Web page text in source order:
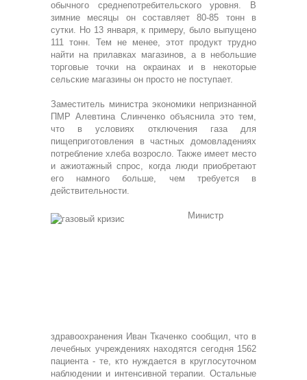
обычного среднепотребительского уровня. В
зимние месяцы он составляет 80-85 тонн в
сутки. Но 13 января, к примеру, было выпущено
111 тонн. Тем не менее, этот продукт трудно
найти на прилавках магазинов, а в небольшие
торговые точки на окраинах и в некоторые
сельские магазины он просто не поступает.
Заместитель министра экономики непризнанной
ПМР Алевтина Слинченко объяснила это тем,
что в условиях отключения газа для
пищеприготовления в частных домовладениях
потребление хлеба возросло. Также имеет место
и ажиотажный спрос, когда люди приобретают
его намного больше, чем требуется в
действительности.
Министр
здравоохранения Иван Ткаченко сообщил, что в
лечебных учреждениях находятся сегодня 1562
пациента - те, кто нуждается в круглосуточном
наблюдении и интенсивной терапии. Остальные